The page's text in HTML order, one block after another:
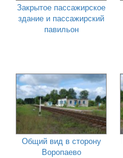
Закрытое пассажирское
здание и пассажирский
павильон
Общий вид в сторону
Воропаево